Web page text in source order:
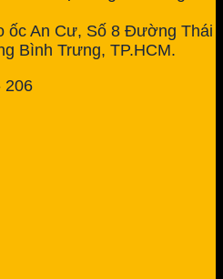
ốc An Cư, Số 8 Đường Thái
Bình Trưng, TP.HCM.
206